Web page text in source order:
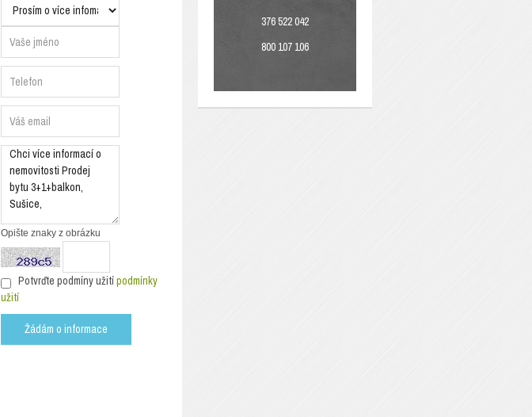
Opište znaky z obrázku
Potvrďte podmíny užitípodmínky
užití
376 522 042
800 107 106